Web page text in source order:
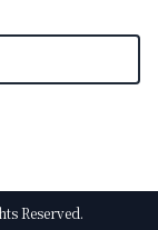
Reserved.